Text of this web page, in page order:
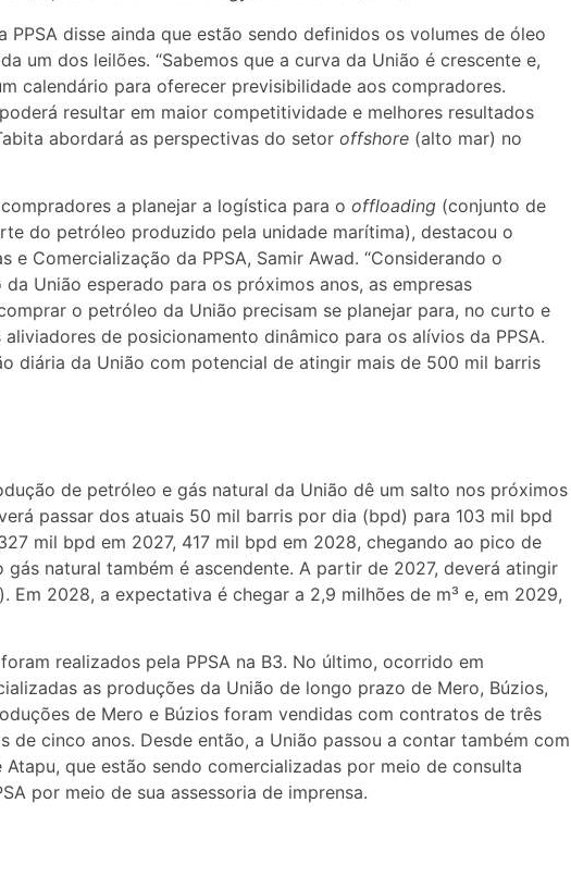
disse ainda que estão sendo definidos os volumes de óleo
um dos leilões. “Sabemos que a curva da União é crescente e,
calendário para oferecer previsibilidade aos compradores.
resultar em maior competitividade e melhores resultados
abordará as perspectivas do setor offshore (alto mar) no
a planejar a logística para o offloading (conjunto de
do petróleo produzido pela unidade marítima), destacou o
e Comercialização da PPSA, Samir Awad. “Considerando o
União esperado para os próximos anos, as empresas
o petróleo da União precisam se planejar para, no curto e
de posicionamento dinâmico para os alívios da PPSA.
diária da União com potencial de atingir mais de 500 mil barris
de petróleo e gás natural da União dê um salto nos próximos
passar dos atuais 50 mil barris por dia (bpd) para 103 mil bpd
mil bpd em 2027, 417 mil bpd em 2028, chegando ao pico de
natural também é ascendente. A partir de 2027, deverá atingir
Em 2028, a expectativa é chegar a 2,9 milhões de m³ e, em 2029,
realizados pela PPSA na B3. No último, ocorrido em
as produções da União de longo prazo de Mero, Búzios,
de Mero e Búzios foram vendidas com contratos de três
de cinco anos. Desde então, a União passou a contar também com
que estão sendo comercializadas por meio de consulta
por meio de sua assessoria de imprensa.